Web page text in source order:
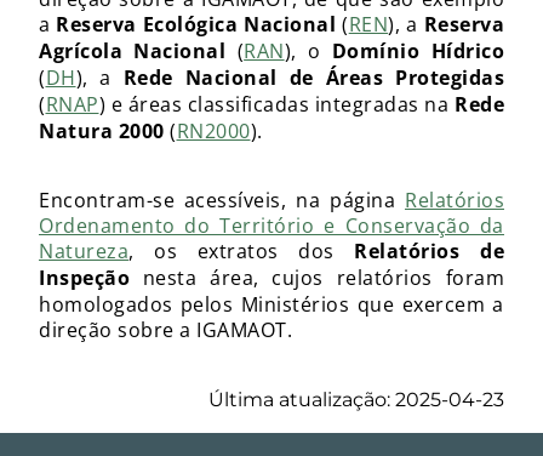
a Reserva Ecológica Nacional (REN), a Reserva
Agrícola Nacional (RAN), o Domínio Hídrico
(DH), a Rede Nacional de Áreas Protegidas
(RNAP) e áreas classificadas integradas na Rede
Natura 2000 (RN2000).
Encontram-se acessíveis, na página Relatórios
Ordenamento do Território e Conservação da
Natureza, os extratos dos Relatórios de
Inspeção nesta área, cujos relatórios foram
homologados pelos Ministérios que exercem a
direção sobre a IGAMAOT.
Última atualização: 2025-04-23